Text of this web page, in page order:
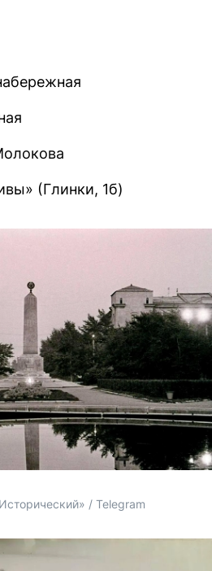
(Глинки, 1б)
/ Telegram